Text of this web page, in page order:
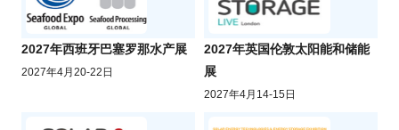
2027年西班牙巴塞罗那水产展
2027年4月20-22日
2027年英国伦敦太阳能和储能
展
2027年4月14-15日